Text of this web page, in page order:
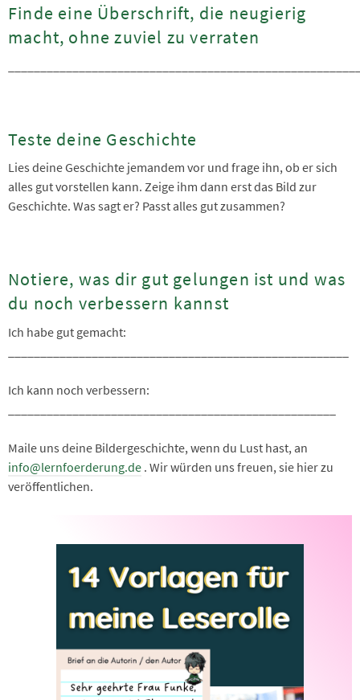
Finde eine Überschrift, die neugierig
macht, ohne zuviel zu verraten
Teste deine Geschichte
Lies deine Geschichte jemandem vor und frage ihn, ob er sich
alles gut vorstellen kann. Zeige ihm dann erst das Bild zur
Geschichte. Was sagt er? Passt alles gut zusammen?
Notiere, was dir gut gelungen ist und was
du noch verbessern kannst
Ich habe gut gemacht:
Ich kann noch verbessern:
Maile uns deine Bildergeschichte, wenn du Lust hast, an
info@lernfoerderung.de . Wir würden uns freuen, sie hier zu
veröffentlichen.